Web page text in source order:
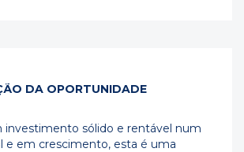
DA OPORTUNIDADE
investimento sólido e rentável num
e em crescimento, esta é uma